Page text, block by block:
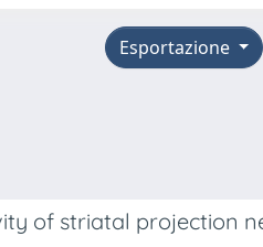
Esportazione
of striatal projection